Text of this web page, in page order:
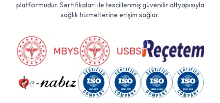
platformudur. Sertifikaları ile tescillenmiş güvenilir altyapısıyla
sağlık hizmetlerine erişim sağlar.